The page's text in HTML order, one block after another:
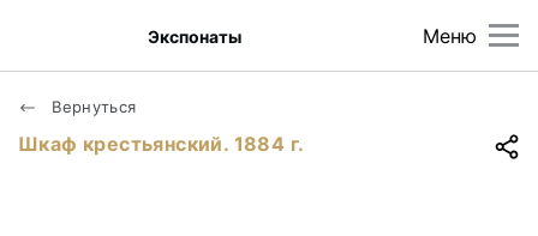
Меню
Экспонаты
Вернуться
Шкаф крестьянский. 1884 г.